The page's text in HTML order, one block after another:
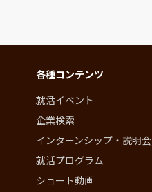
各種コンテンツ
就活イベント
企業検索
インターンシップ・説明会
就活プログラム
ショート動画